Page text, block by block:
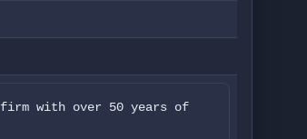
with over 50 years of